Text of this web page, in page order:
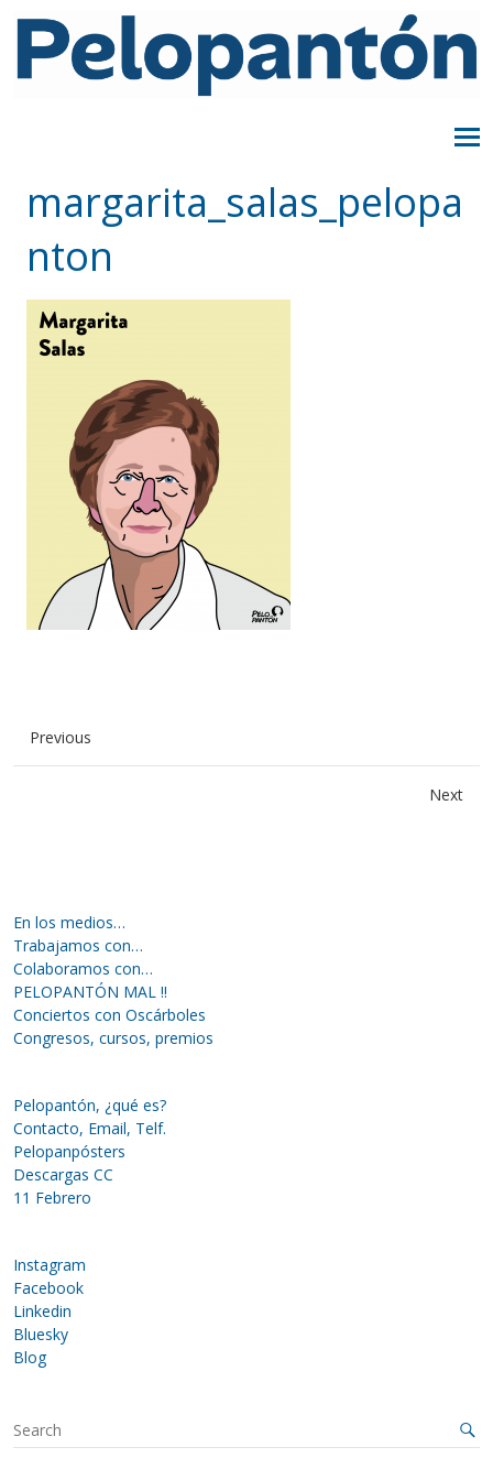
margarita_salas_pelopa
nton
Previous
Next
En los medios…
Trabajamos con…
Colaboramos con…
PELOPANTÓN MAL !!
Conciertos con Oscárboles
Congresos, cursos, premios
Pelopantón, ¿qué es?
Contacto, Email, Telf.
Pelopanpósters
Descargas CC
11 Febrero
Instagram
Facebook
Linkedin
Bluesky
Blog
S
e